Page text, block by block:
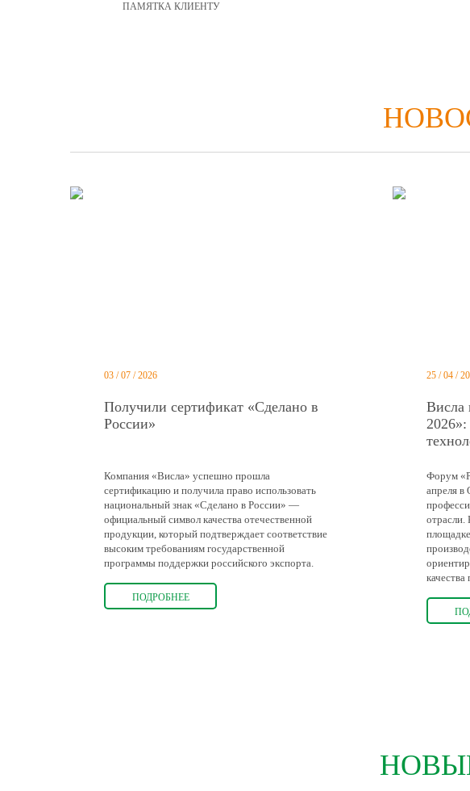
ПАМЯТКА КЛИЕНТУ
03 / 07 / 2026
Получили сертификат «Сделано в
России»
Компания «Висла» успешно прошла
сертификацию и получила право использовать
национальный знак «Сделано в России» —
официальный символ качества отечественной
продукции, который подтверждает соответствие
высоким требованиям государственной
программы поддержки российского экспорта.
ПОДРОБНЕЕ
25 / 04 /
Висла
Форум
апреля в
отрасли.